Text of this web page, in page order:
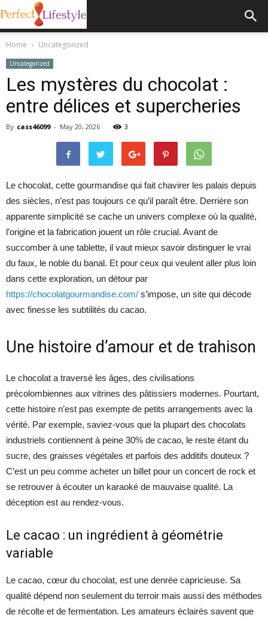
Home Uncategorized
Uncategorized
Les mystères du chocolat :
entre délices et supercheries
By cass46099 - May 20, 2026 3
Le chocolat, cette gourmandise qui fait chavirer les palais depuis
des siècles, n’est pas toujours ce qu’il paraît être. Derrière son
apparente simplicité se cache un univers complexe où la qualité,
l’origine et la fabrication jouent un rôle crucial. Avant de
succomber à une tablette, il vaut mieux savoir distinguer le vrai
du faux, le noble du banal. Et pour ceux qui veulent aller plus loin
dans cette exploration, un détour par
https://chocolatgourmandise.com/ s’impose, un site qui décode
avec finesse les subtilités du cacao.
Une histoire d’amour et de trahison
Le chocolat a traversé les âges, des civilisations
précolombiennes aux vitrines des pâtissiers modernes. Pourtant,
cette histoire n’est pas exempte de petits arrangements avec la
vérité. Par exemple, saviez-vous que la plupart des chocolats
industriels contiennent à peine 30% de cacao, le reste étant du
sucre, des graisses végétales et parfois des additifs douteux ?
C’est un peu comme acheter un billet pour un concert de rock et
se retrouver à écouter un karaoké de mauvaise qualité. La
déception est au rendez-vous.
Le cacao : un ingrédient à géométrie
variable
Le cacao, cœur du chocolat, est une denrée capricieuse. Sa
qualité dépend non seulement du terroir mais aussi des méthodes
de récolte et de fermentation. Les amateurs éclairés savent que